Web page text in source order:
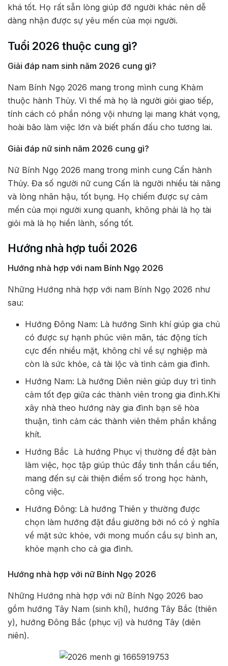
khá tốt. Họ rất sẵn lòng giúp đỡ người khác nên dễ
dàng nhận được sự yêu mến của mọi người.
Tuổi 2026 thuộc cung gì?
Giải đáp nam sinh năm 2026 cung gì?
Nam Bính Ngọ 2026 mang trong mình cung Khảm
thuộc hành Thủy. Vì thế mà họ là người giỏi giao tiếp,
tính cách có phần nóng vội nhưng lại mang khát vọng,
hoài bão làm việc lớn và biết phấn đấu cho tương lai.
Giải đáp nữ sinh năm 2026 cung gì?
Nữ Bính Ngọ 2026 mang trong mình cung Cấn hành
Thủy. Đa số người nữ cung Cấn là người nhiều tài năng
và lòng nhân hậu, tốt bụng. Họ chiếm được sự cảm
mến của mọi người xung quanh, không phải là họ tài
giỏi mà là họ hiền lành, sống tốt.
Hướng nhà hợp tuổi 2026
Hướng nhà hợp với nam Bính Ngọ 2026
Những Hướng nhà hợp với nam Bính Ngọ 2026 như
sau:
Hướng Đông Nam: Là hướng Sinh khí giúp gia chủ
có được sự hạnh phúc viên mãn, tác động tích
cực đến nhiều mặt, không chỉ về sự nghiệp mà
còn là sức khỏe, cả tài lộc và tình cảm gia đình.
Hướng Nam: Là hướng Diên niên giúp duy trì tình
cảm tốt đẹp giữa các thành viên trong gia đình.Khi
xây nhà theo hướng này gia đình bạn sẽ hòa
thuận, tình cảm các thành viên thêm phần khắng
khít.
Hướng Bắc Là hướng Phục vị thường để đặt bàn
làm việc, học tập giúp thúc đẩy tinh thần cầu tiến,
mang đến sự cải thiện điểm số trong học hành,
công việc.
Hướng Đông: Là hướng Thiên y thường được
chọn làm hướng đặt đầu giường bởi nó có ý nghĩa
về mặt sức khỏe, với mong muốn cầu sự bình an,
khỏe mạnh cho cả gia đình.
Hướng nhà hợp với nữ Bính Ngọ 2026
Những Hướng nhà hợp với nữ Bính Ngọ 2026 bao
gồm hướng Tây Nam (sinh khí), hướng Tây Bắc (thiên
y), hướng Đông Bắc (phục vị) và hướng Tây (diên
niên).